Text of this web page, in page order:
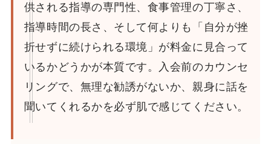
供される指導の専門性、食事管理の丁寧さ、
指導時間の長さ、そして何よりも「自分が挫
折せずに続けられる環境」が料金に見合って
いるかどうかが本質です。入会前のカウンセ
リングで、無理な勧誘がないか、親身に話を
聞いてくれるかを必ず肌で感じてください。